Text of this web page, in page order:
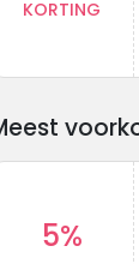
KORTING
5%